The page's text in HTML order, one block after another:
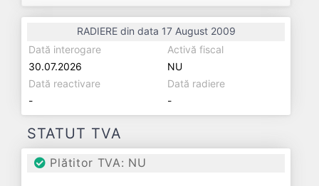
RADIERE din data 17 August 2009
Dată interogare
30.07.2026
Activă fiscal
NU
Dată reactivare
-
Dată radiere
-
STATUT TVA
Plătitor TVA: NU